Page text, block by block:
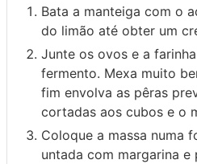
Bata a manteiga com o
do limão até obter um
Junte os ovos e a
fermento. Mexa muito
fim envolva as pêras
cortadas aos cubos e o
Coloque a massa numa
untada com margarina e